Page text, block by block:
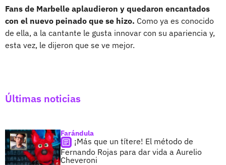
Fans de Marbelle aplaudieron y quedaron encantados
con el nuevo peinado que se hizo. Como ya es conocido
de ella, a la cantante le gusta innovar con su apariencia y,
esta vez, le dijeron que se ve mejor.
Últimas noticias
Farándula
¡Más que un títere! El método de
Fernando Rojas para dar vida a Aurelio
Cheveroni